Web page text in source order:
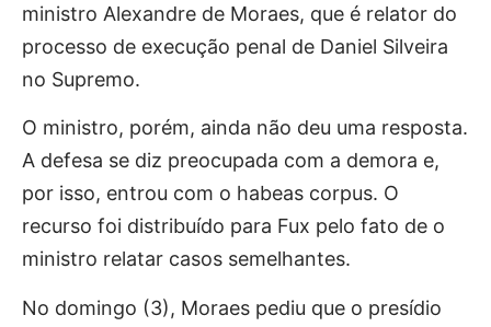
ministro Alexandre de Moraes, que é relator do
processo de execução penal de Daniel Silveira
no Supremo.
O ministro, porém, ainda não deu uma resposta.
A defesa se diz preocupada com a demora e,
por isso, entrou com o habeas corpus. O
recurso foi distribuído para Fux pelo fato de o
ministro relatar casos semelhantes.
No domingo (3), Moraes pediu que o presídio